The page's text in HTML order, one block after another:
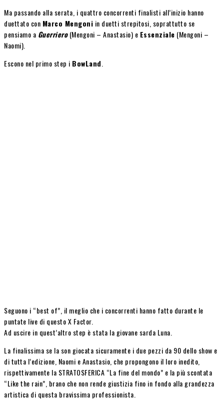
Ma passando alla serata, i quattro concorrenti finalisti all’inizio hanno
duettato con Marco Mengoni in duetti strepitosi, soprattutto se
pensiamo a Guerriero(Mengoni – Anastasio) e Essenziale (Mengoni –
Naomi).
Escono nel primo step i BowLand
Seguono i “best of”, il meglio che i concorrenti hanno fatto durante le
puntate live di questo X Factor.
Ad uscire in quest’altro step è stata la giovane sarda Luna.
La finalissima se la son giocata sicuramente i due pezzi da 90 dello show e
di tutta l’edizione, Naomi e Anastasio, che propongono il loro inedito,
rispettivamente la STRATOSFERICA “La fine del mondo” e la più scontata
“Like the rain”, brano che non rende giustizia fino in fondo alla grandezza
artistica di questa bravissima professionista.